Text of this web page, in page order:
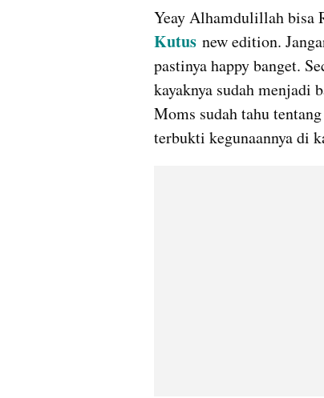
Yeay Alhamdulillah bisa
Kutus new edition.
pastinya happy banget.
kayaknya sudah menjadi
Moms sudah tahu
terbukti kegunaannya di